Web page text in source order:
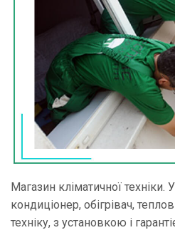
Магазин кліматичної
кондиціонер, обігрівач,
техніку, з установкою і